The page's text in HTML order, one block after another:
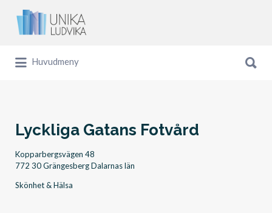
Sök
efter:
Huvudmeny
efter:
Lyckliga Gatans Fotvård
Kopparbergsvägen 48
772 30 Grängesberg Dalarnas län
Skönhet & Hälsa